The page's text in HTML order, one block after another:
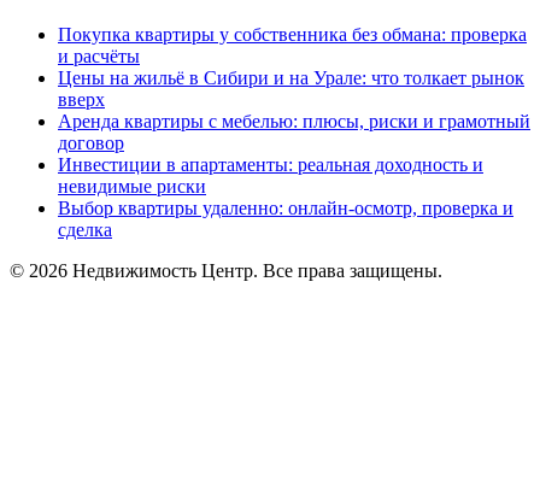
Покупка квартиры у собственника без обмана: проверка
и расчёты
Цены на жильё в Сибири и на Урале: что толкает рынок
вверх
Аренда квартиры с мебелью: плюсы, риски и грамотный
договор
Инвестиции в апартаменты: реальная доходность и
невидимые риски
Выбор квартиры удаленно: онлайн‑осмотр, проверка и
сделка
© 2026 Недвижимость Центр. Все права защищены.